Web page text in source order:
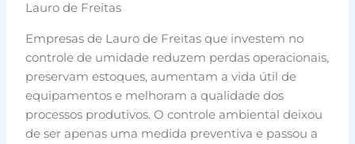
Lauro de Freitas
Empresas de Lauro de Freitas que investem no
controle de umidade reduzem perdas operacionais,
preservam estoques, aumentam a vida útil de
equipamentos e melhoram a qualidade dos
processos produtivos. O controle ambiental deixou
de ser apenas uma medida preventiva e passou a